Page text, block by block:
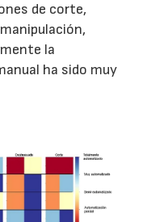
de corte,
la
ha sido muy